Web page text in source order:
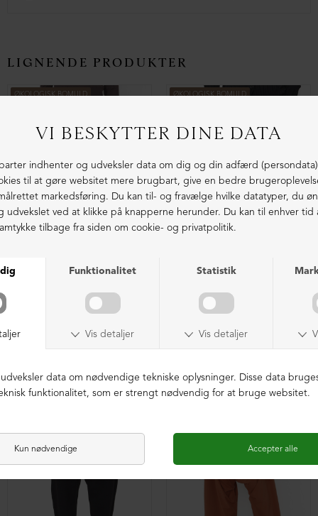
LIGNENDE PRODUKTER
ØKOLOGISK BOMULD
Baggy vide bukser med plisse
ØKOLOGISK BOMULD
Baggy vide bukser med plisse
ØKOLOGISK BOMULD ØKOLOGISK BOMULD